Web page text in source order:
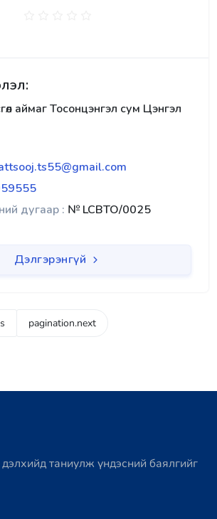
аймаг Тосонцэнгэл сум Цэнгэл
дугаар : № LCBTO/0025
Дэлгэрэнгүй
pagination.next
таниулж үндэсний баялгийг